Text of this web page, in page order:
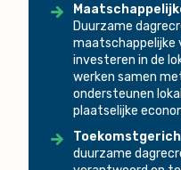
Duurzame
maatschappelijke
investeren in de
werken samen
ondersteunen
plaatselijke
duurzame